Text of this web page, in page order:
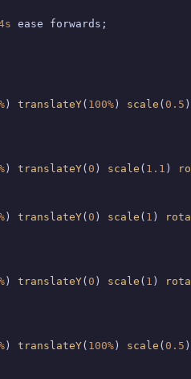
ease forwards;
) translateY( 100% ) scale ( 0.5 )
) translateY( 0 ) scale ( 1.1 )
) translateY( 0 ) scale ( 1 )
) translateY( 0 ) scale ( 1 )
) translateY( 100% ) scale ( 0.5 )